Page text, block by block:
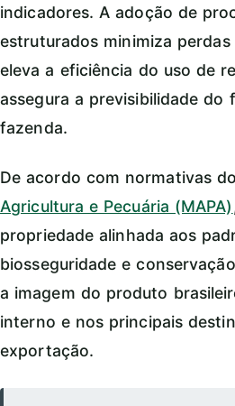
indicadores. A adoção de
estruturados minimiza perdas
eleva a eficiência do uso de
assegura a previsibilidade do
fazenda.
De acordo com normativas do
Agricultura e Pecuária (MAPA)
propriedade alinhada aos
biosseguridade e
a imagem do produto
interno e nos principais
exportação.